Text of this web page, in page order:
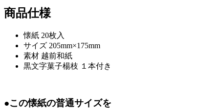
商品仕様
懐紙 20枚入
サイズ 205mm×175mm
素材 越前和紙
黒文字菓子楊枝 １本付き
●この懐紙の普通サイズを